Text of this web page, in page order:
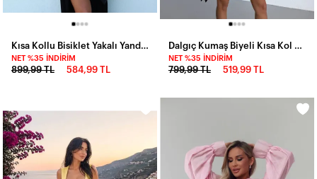
NET %35 İNDIRIM
899,99 TL 584,99 TL
NET %35 İNDIRIM
799,99 TL 519,99 TL